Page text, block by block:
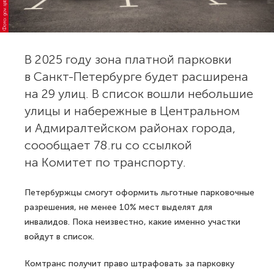
Фото: gov.spb.ru
В 2025 году зона платной парковки
в Санкт-Петербурге будет расширена
на 29 улиц. В список вошли небольшие
улицы и набережные в Центральном
и Адмиралтейском районах города,
соообщает 78.ru со ссылкой
на Комитет по транспорту.
Петербуржцы смогут оформить льготные парковочные
разрешения, не менее 10% мест выделят для
инвалидов. Пока неизвестно, какие именно участки
войдут в список.
Комтранс получит право штрафовать за парковку